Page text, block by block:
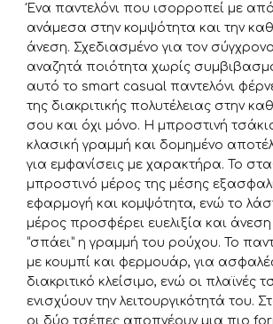
Ένα παντελόνι που ισορροπεί με
ανάμεσα στην κομψότητα και την
άνεση. Σχεδιασμένο για τον
αναζητά ποιότητα χωρίς
αυτό το smart casual παντελόνι
της διακριτικής πολυτέλειας στην
σου και όχι μόνο. Η μπροστινή
κλασική γραμμή και δομημένο
για εμφανίσεις με χαρακτήρα. Το
μπροστινό μέρος της μέσης
εφαρμογή και κομψότητα, ενώ το
μέρος προσφέρει ευελιξία και
“σπάει” η γραμμή του ρούχου. Το
με κουμπί και φερμουάρ, για
διακριτικό κλείσιμο, ενώ οι πλαϊνές
ενισχύουν την λειτουργικότητά του.
οι δύο τσέπες αποπνέουν μια πιο